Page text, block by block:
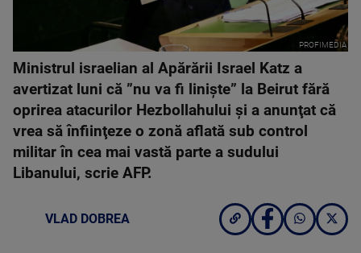
PROFIMEDIA
Ministrul israelian al Apărării Israel Katz a
avertizat luni că ”nu va fi linişte” la Beirut fără
oprirea atacurilor Hezbollahului şi a anunţat că
vrea să înfiinţeze o zonă aflată sub control
militar în cea mai vastă parte a sudului
Libanului, scrie AFP.
VLAD DOBREA